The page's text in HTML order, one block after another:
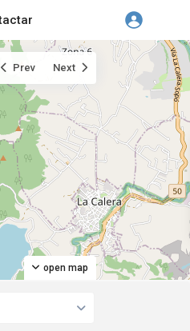
open map
Prev Next